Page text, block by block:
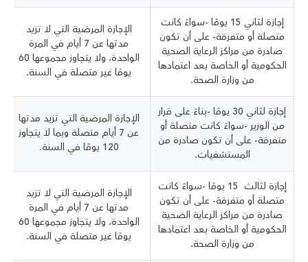
إجازة لثاني 15 يومًا -سواءً كانت
متصلة أو متفرقة- على أن تكون
صادرة من مراكز الرعاية الصحية
الحكومية أو الخاصة بعد اعتمادها
من وزارة الصحة.
الإجازة المرضية التي لا تزيد
مدتها عن 7 أيام في المرة
الواحدة، ولا يتجاوز مجموعها 60
يومًا غير متصلة في السنة.
إجازة لثاني 30 يومًا -بناءً على قرار
من الوزير -سواءً كانت متصلة أو
متفرقة- على أن تكون صادرة من
المستشفيات.
الإجازة المرضية التي تزيد مدتها
عن 7 أيام متصلة وبما لا يتجاوز
120 يومًا في السنة.
إجازة لثالث 15 يومًا -سواءً كانت
متصلة أو متفرقة- على أن تكون
صادرة من مراكز الرعاية الصحية
الحكومية أو الخاصة بعد اعتمادها
من وزارة الصحة.
الإجازة المرضية التي لا تزيد
مدتها عن 7 أيام في المرة
الواحدة، ولا يتجاوز مجموعها 60
يومًا غير متصلة في السنة.